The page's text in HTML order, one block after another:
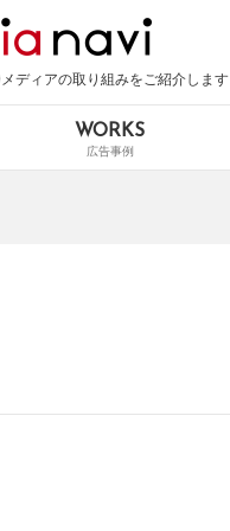
ディアの取り組みをご紹介します
WORKS